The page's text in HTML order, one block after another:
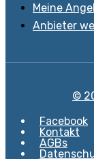
Meine
Anbieter
©
Facebook
Kontakt
AGBs